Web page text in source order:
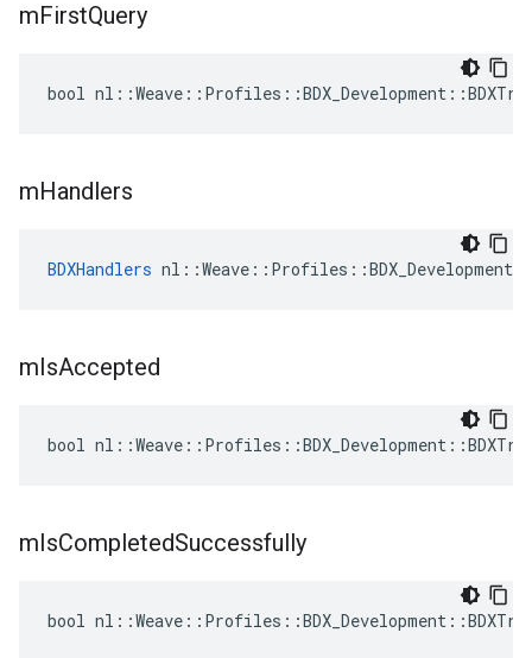
mFirstQuery
bool
mHandlers
BDXHandlers
mIsAccepted
bool
mIsCompletedSuccessfully
bool